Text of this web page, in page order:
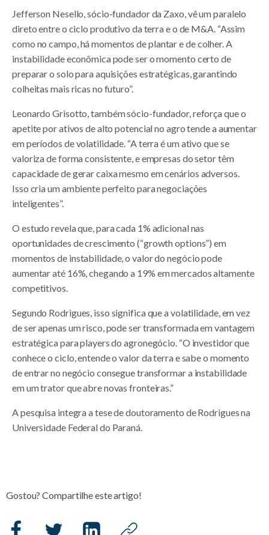
Jefferson Nesello, sócio-fundador da Zaxo, vê um paralelo
direto entre o ciclo produtivo da terra e o de M&A. “Assim
como no campo, há momentos de plantar e de colher. A
instabilidade econômica pode ser o momento certo de
preparar o solo para aquisições estratégicas, garantindo
colheitas mais ricas no futuro”.
Leonardo Grisotto, também sócio-fundador, reforça que o
apetite por ativos de alto potencial no agro tende a aumentar
em períodos de volatilidade. “A terra é um ativo que se
valoriza de forma consistente, e empresas do setor têm
capacidade de gerar caixa mesmo em cenários adversos.
Isso cria um ambiente perfeito para negociações
inteligentes”.
O estudo revela que, para cada 1% adicional nas
oportunidades de crescimento (“growth options”) em
momentos de instabilidade, o valor do negócio pode
aumentar até 16%, chegando a 19% em mercados altamente
competitivos.
Segundo Rodrigues, isso significa que a volatilidade, em vez
de ser apenas um risco, pode ser transformada em vantagem
estratégica para players do agronegócio. “O investidor que
conhece o ciclo, entende o valor da terra e sabe o momento
de entrar no negócio consegue transformar a instabilidade
em um trator que abre novas fronteiras.”
A pesquisa integra a tese de doutoramento de Rodrigues na
Universidade Federal do Paraná.
Gostou? Compartilhe este artigo!